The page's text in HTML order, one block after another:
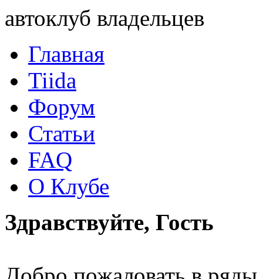
автоклуб владельцев
Главная
Tiida
Форум
Статьи
FAQ
О Клубе
Здравствуйте, Гость